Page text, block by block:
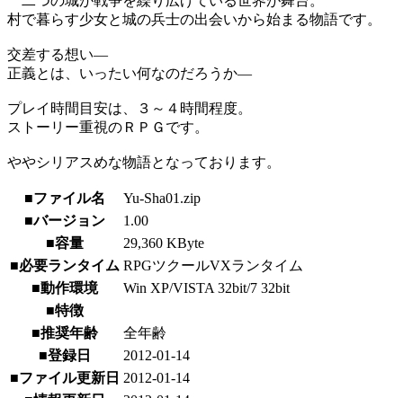
村で暮らす少女と城の兵士の出会いから始まる物語です。
交差する想い―
正義とは、いったい何なのだろうか―
プレイ時間目安は、３～４時間程度。
ストーリー重視のＲＰＧです。
ややシリアスめな物語となっております。
■ファイル名
Yu-Sha01.zip
■バージョン
1.00
■容量
29,360 KByte
■必要ランタイム RPGツクールVXランタイム
■動作環境
Win XP/VISTA 32bit/7 32bit
■特徴
■推奨年齢
全年齢
■登録日
2012-01-14
■ファイル更新日 2012-01-14